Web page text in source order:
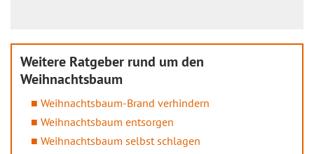
Weitere Ratgeber rund um den
Weihnachtsbaum
Weihnachtsbaum-Brand verhindern
Weihnachtsbaum entsorgen
Weihnachtsbaum selbst schlagen